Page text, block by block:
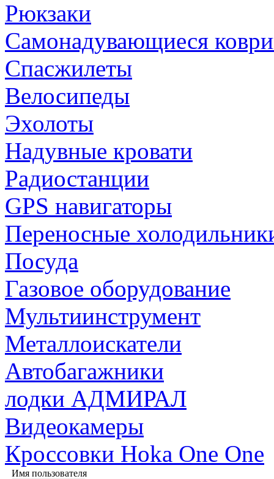
Рюкзаки
Самонадувающиеся
Спасжилеты
Велосипеды
Эхолоты
Надувные кровати
Радиостанции
GPS навигаторы
Переносные
Посуда
Газовое оборудование
Мультиинструмент
Металлоискатели
Автобагажники
лодки АДМИРАЛ
Видеокамеры
Кроссовки Hoka One One
Имя пользователя